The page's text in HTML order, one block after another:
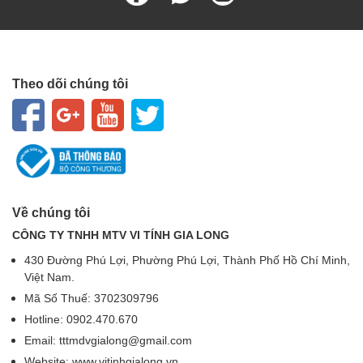
t xứ
Theo dõi chúng tôi
Về chúng tôi
CÔNG TY TNHH MTV VI TÍNH GIA LONG
430 Đường Phú Lợi, Phường Phú Lợi, Thành Phố Hồ Chí Minh,
Việt Nam.
Mã Số Thuế: 3702309796
Hotline: 0902.470.670
Email: tttmdvgialong@gmail.com